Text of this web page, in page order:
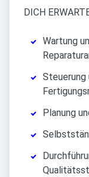
DICH
Wartung
Steuerung
Planung